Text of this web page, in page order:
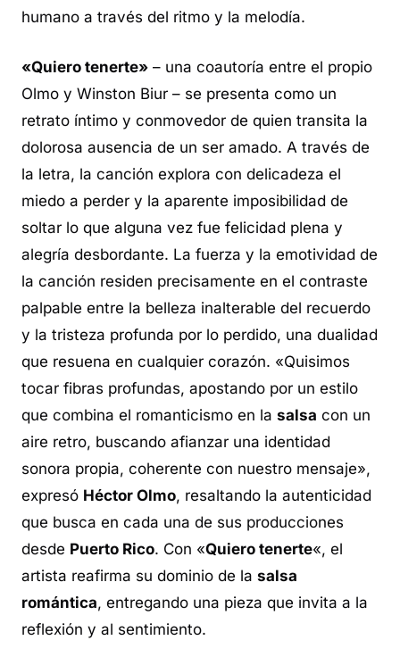
humano a través del ritmo y la melodía.
«Quiero tenerte» – una coautoría entre el propio
Olmo y Winston Biur – se presenta como un
retrato íntimo y conmovedor de quien transita la
dolorosa ausencia de un ser amado. A través de
la letra, la canción explora con delicadeza el
miedo a perder y la aparente imposibilidad de
soltar lo que alguna vez fue felicidad plena y
alegría desbordante. La fuerza y la emotividad de
la canción residen precisamente en el contraste
palpable entre la belleza inalterable del recuerdo
y la tristeza profunda por lo perdido, una dualidad
que resuena en cualquier corazón. «Quisimos
tocar fibras profundas, apostando por un estilo
que combina el romanticismo en la salsa con un
aire retro, buscando afianzar una identidad
sonora propia, coherente con nuestro mensaje»,
expresó Héctor Olmo, resaltando la autenticidad
que busca en cada una de sus producciones
desde Puerto Rico. Con «Quiero tenerte«, el
artista reafirma su dominio de la salsa
romántica, entregando una pieza que invita a la
reflexión y al sentimiento.